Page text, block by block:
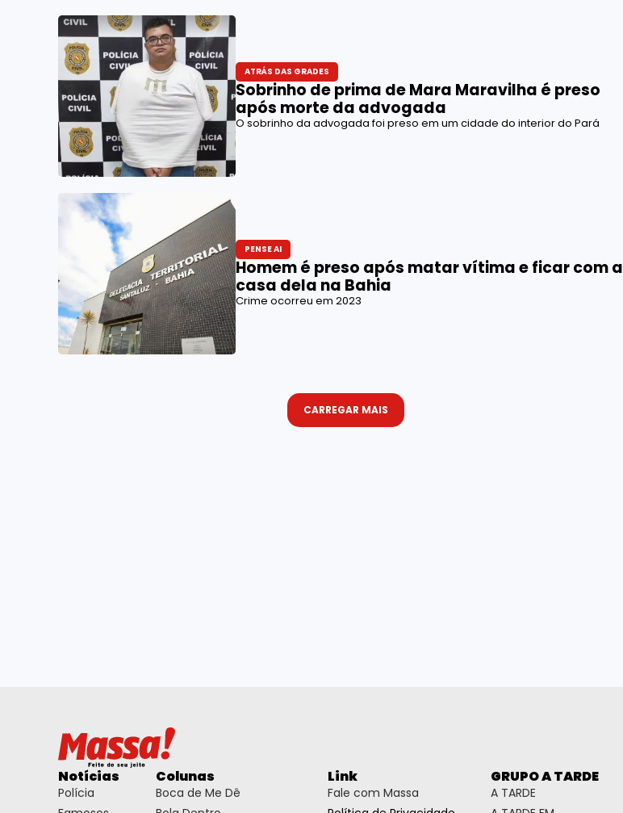
ATRÁS DAS GRADES
Sobrinho de prima de Mara Maravilha é preso
após morte da advogada
O sobrinho da advogada foi preso em um cidade do interior do Pará
PENSE AI
Homem é preso após matar vítima e ficar com a
casa dela na Bahia
Crime ocorreu em 2023
CARREGAR MAIS
Notícias
Polícia
Colunas
Boca de Me Dê
Link
Fale com Massa
GRUPO A TARDE
A TARDE